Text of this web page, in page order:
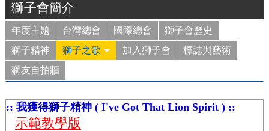
獅子會簡介
年度主題 台灣總會 國際總會
獅子會歷史
獅子精神
獅子之歌 加入獅子會
標誌與藝術
獅友自拍牆
:: 我獲得獅子精神 ( I've Got That Lion Spirit ) ::
示範教學版